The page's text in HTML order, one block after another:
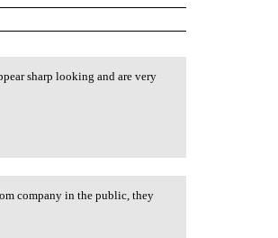
sharp looking and are very
company in the public, they